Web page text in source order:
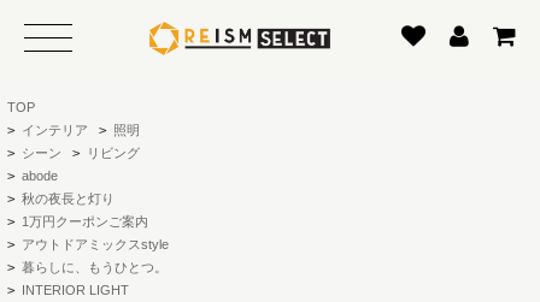
TOP
> インテリア > 照明
> シーン > リビング
> abode
> 秋の夜長と灯り
> 1万円クーポンご案内
> アウトドアミックスstyle
> 暮らしに、もうひとつ。
> INTERIOR LIGHT